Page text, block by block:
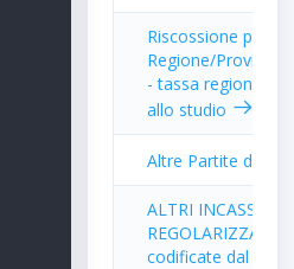
Riscossione per
Regione/
- tassa regionale
allo studio
Altre Partite di
ALTRI INCASSI DA
REGOLARIZZARE
codificate dal